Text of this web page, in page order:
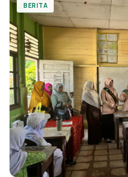
BERITA